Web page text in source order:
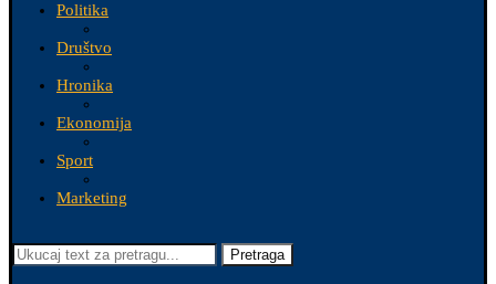
Politika
Društvo
Hronika
Ekonomija
Sport
Marketing
Pretraga